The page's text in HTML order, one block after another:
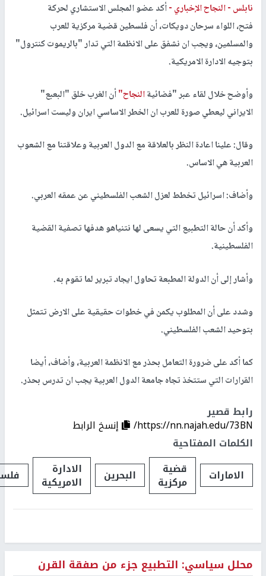
نابلس -النجاح الإخباري -أكد عضو المجلس الاستشاري لحركة
فتح، اللواء سرحان دويكات، أن فلسطين قضية مركزية للعرب
والمسلمين، ويجب ان نشفق على الانظمة التي تدار "بالريموت كنترول"
بتوجيه الادارة الامريكية.
وأوضح خلال لقاء عبر "فضائيةالنجاح"أن الغرب خلق "البعبع"
الايراني ليعطي صورة للعرب ان الخطر الاساسي ايران وليست اسرائيل.
وقال: علينا اعادة النظر بالعلاقة مع الدول العربية وعلاقتنا مع الشعوب
العربية هي الاساس.
وأضاف: اسرائيل تخطط لعزل الشعب الفلسطيني عن عمقه العربي.
وأكد أن حالة التطبيع التي يسعى لها نتنياهو هدفها تصفية القضية
الفلسطينية.
وأشار إلى أن الدولة المطبعة تحاول ايجاد تبرير لما تقوم به.
وشدد على أن المطلوب يكمن في خطوات حقيقية على الارض تتمثل
بتوحيد الشعب الفلسطيني.
كما أكد على ضرورة التعامل بحذر مع الانظمة العربية، وأضاف، أيضا
القرارات التي ستتخذ تجاه جامعة الدول العربية يجب ان تدرس بحذر.
رابط قصير
https://nn.najah.edu/73BN/
إنسخ الرابط
الكلمات المفتاحية
الامارات
قضية
مركزية البحرين الادارة
الامريكية
محلل سياسي: التطبيع جزء من صفقة القرن